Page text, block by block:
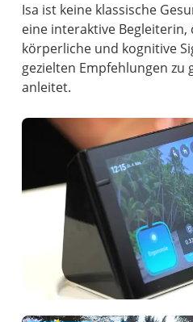
Isa ist keine klassische
eine interaktive Begleiterin,
körperliche und kognitive
gezielten Empfehlungen zu
anleitet.